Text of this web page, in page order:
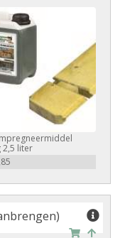
2,5 liter